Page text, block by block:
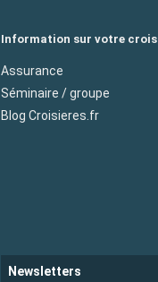
Information sur votre
Assurance
Séminaire / groupe
Blog Croisieres.fr
Newsletters